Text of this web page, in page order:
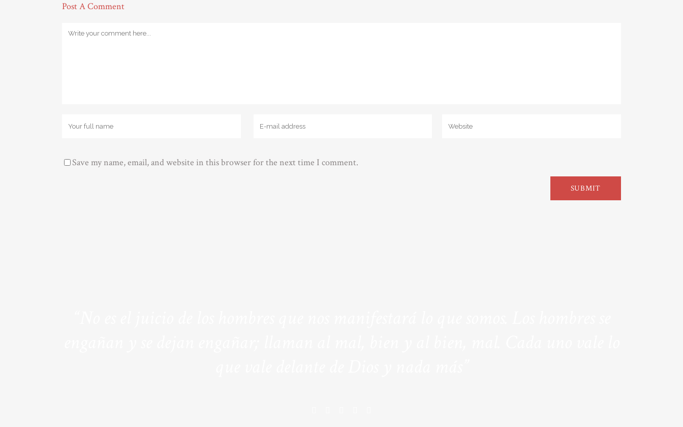
Post A Comment
Save my name, email, and website in this browser for the next time I comment.